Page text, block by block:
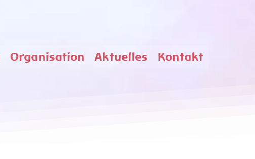
Organisation Aktuelles Kontakt